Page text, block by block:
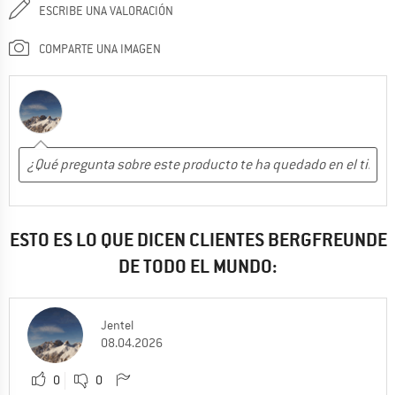
ESCRIBE UNA VALORACIÓN
COMPARTE UNA IMAGEN
ESTO ES LO QUE DICEN CLIENTES BERGFREUNDE
DE TODO EL MUNDO:
Jentel
08.04.2026
0 0